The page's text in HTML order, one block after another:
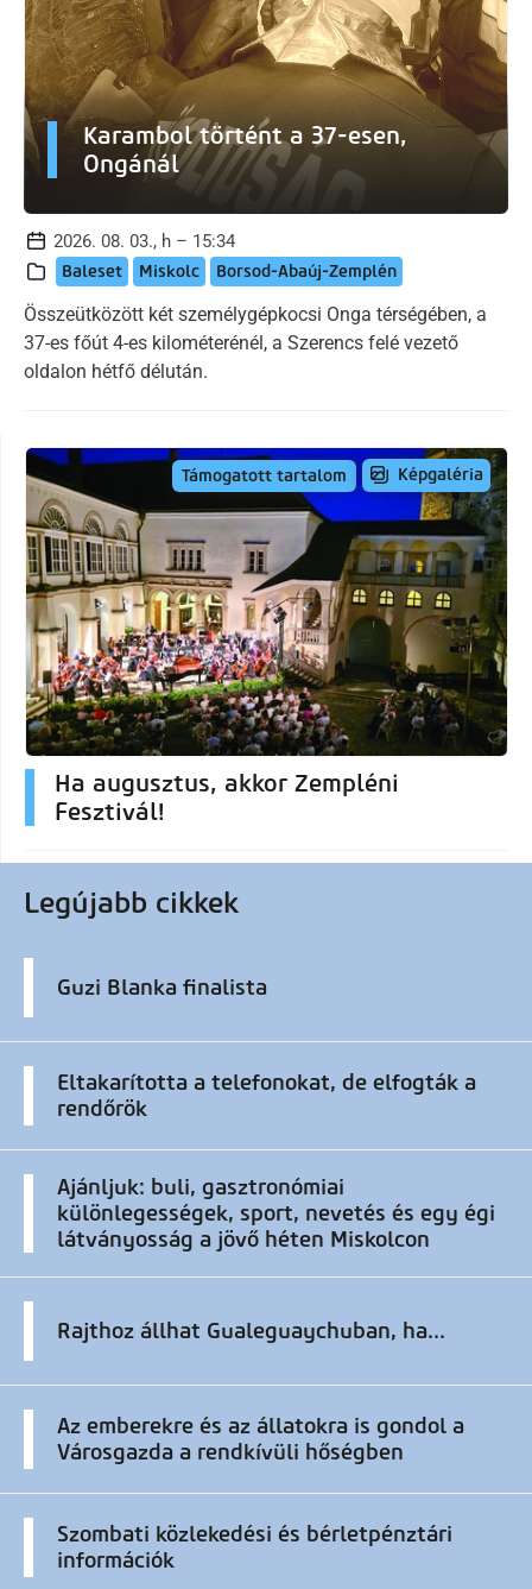
Karambol történt a 37-esen,
Ongánál
2026. 08. 03., h – 15:34
Baleset Miskolc Borsod-Abaúj-Zemplén
Összeütközött két személygépkocsi Onga térségében, a
37-es főút 4-es kilométerénél, a Szerencs felé vezető
oldalon hétfő délután.
Támogatott tartalom Képgaléria
Ha augusztus, akkor Zempléni
Fesztivál!
Legújabb cikkek
Guzi Blanka finalista
Eltakarította a telefonokat, de elfogták a
rendőrök
Ajánljuk: buli, gasztronómiai
különlegességek, sport, nevetés és egy égi
látványosság a jövő héten Miskolcon
Rajthoz állhat Gualeguaychuban, ha...
Az emberekre és az állatokra is gondol a
Városgazda a rendkívüli hőségben
Szombati közlekedési és bérletpénztári
információk